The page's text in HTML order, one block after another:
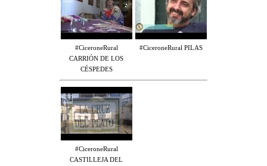
#CiceroneRural
CARRIÓN DE LOS
CÉSPEDES
#CiceroneRural PILAS
#CiceroneRural
CASTILLEJA DEL